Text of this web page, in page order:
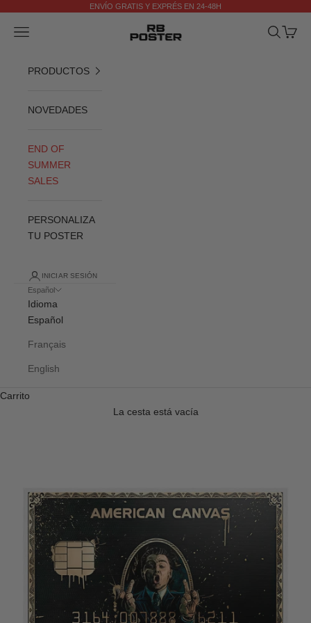
Anterior
ENVÍO GRATIS Y EXPRÉS EN 24-48H
RB POSTER
Menú Buscar
Cesta
PRODUCTOS
NOVEDADES
END OF
SUMMER
SALES
PERSONALIZA
TU POSTER
INICIAR SESIÓN
Español
Idioma
Español
Français
English
Carrito
La cesta está vacía